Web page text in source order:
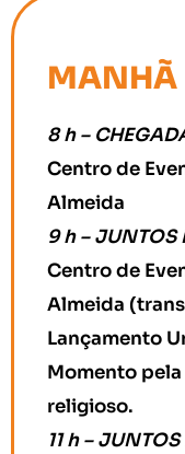
MANHÃ
8 h –
Centro de
Almeida
9 h – JUNTOS
Centro de
Almeida
Lançamento
Momento
religioso.
11 h –